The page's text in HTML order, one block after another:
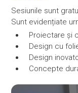
Sesiunile sunt
Sunt evidențiate
Proiectare și
Design cu
Design
Concepte